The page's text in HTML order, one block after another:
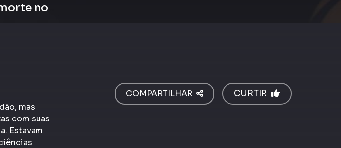
no
mas
com suas
Estavam
COMPARTILHAR CURTIR